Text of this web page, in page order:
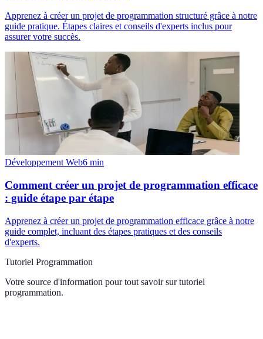
Apprenez à créer un projet de programmation structuré grâce à notre
guide pratique. Étapes claires et conseils d'experts inclus pour
assurer votre succès.
Développement Web6 min
Comment créer un projet de programmation efficace
: guide étape par étape
Apprenez à créer un projet de programmation efficace grâce à notre
guide complet, incluant des étapes pratiques et des conseils
d'experts.
Tutoriel Programmation
Votre source d'information pour tout savoir sur tutoriel
programmation.